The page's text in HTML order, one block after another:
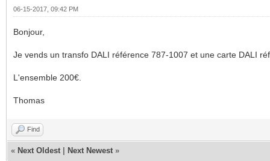
06-15-2017, 09:42 PM
Bonjour,
Je vends un transfo DALI référence 787-1007 et une carte DALI
L'ensemble 200€.
Thomas
Find
« Next Oldest Next Newest »